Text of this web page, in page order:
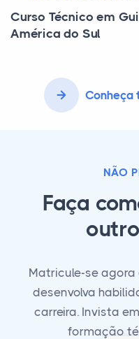
Curso Técnico em
América do Sul
Conheça
NÃO
Faça
Matricule-se
desenvolva
carreira. Invista
formação